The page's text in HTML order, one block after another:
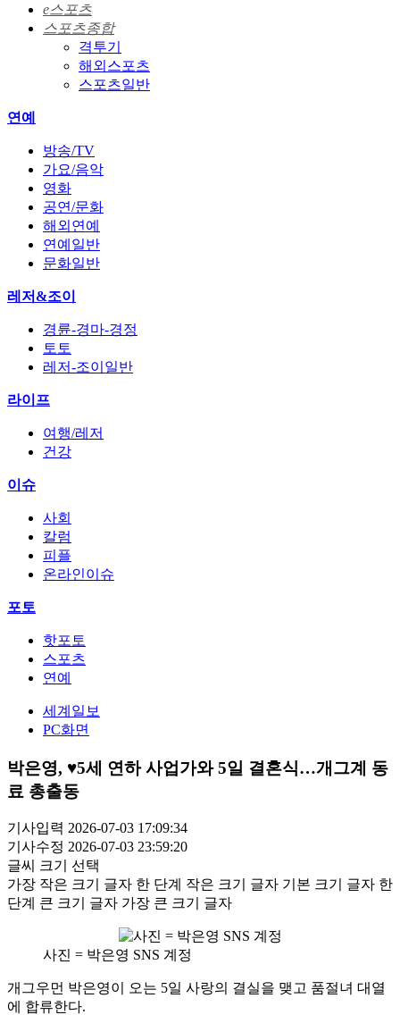
e스포츠
스포츠종합
격투기
해외스포츠
스포츠일반
연예
방송/TV
가요/음악
영화
공연/문화
해외연예
연예일반
문화일반
레저&조이
경륜-경마-경정
토토
레저-조이일반
라이프
여행/레저
건강
이슈
사회
칼럼
피플
온라인이슈
포토
핫포토
스포츠
연예
세계일보
PC화면
박은영, ♥5세 연하 사업가와 5일 결혼식…개그계 동
료 총출동
기사입력 2026-07-03 17:09:34
기사수정 2026-07-03 23:59:20
글씨 크기 선택
가장 작은 크기 글자 한 단계 작은 크기 글자 기본 크기 글자 한
단계 큰 크기 글자 가장 큰 크기 글자
사진 = 박은영 SNS 계정
개그우먼 박은영이 오는 5일 사랑의 결실을 맺고 품절녀 대열
에 합류한다.